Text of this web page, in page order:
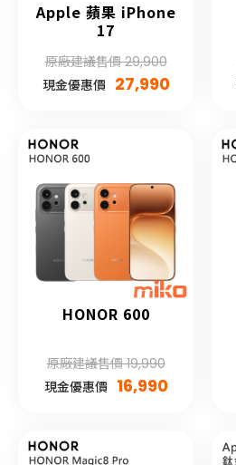
Apple 蘋果 iPhone
17
原廠建議售價 29,900
現金優惠價 27,990
HONOR 600
原廠建議售價 19,990
現金優惠價 16,990